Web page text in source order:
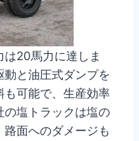
20馬力に達しま
動と油圧式ダンプを
も可能で、生産効率
の塩トラックは塩の
面へのダメージも